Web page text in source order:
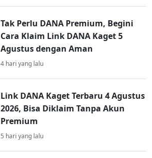
Tak Perlu DANA Premium, Begini
Cara Klaim Link DANA Kaget 5
Agustus dengan Aman
4 hari yang lalu
Link DANA Kaget Terbaru 4 Agustus
2026, Bisa Diklaim Tanpa Akun
Premium
5 hari yang lalu